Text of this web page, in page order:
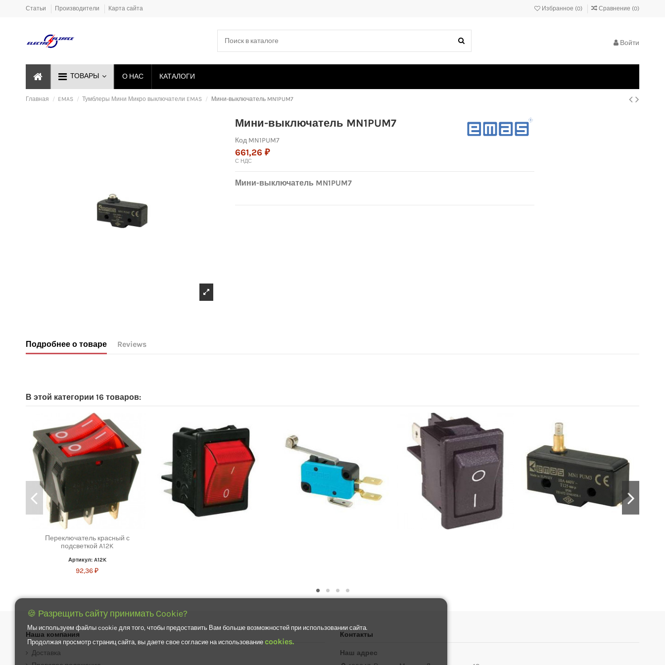
Статьи Производители Карта сайта Избранное (0) Сравнение (0)
Войти
ТОВАРЫ О НАС КАТАЛОГИ
Главная EMAS Тумблеры Мини Микро выключатели EMAS Мини-выключатель MN1PUM7
Мини-выключатель MN1PUM7
Код MN1PUM7
661,26 ₽
С НДС
Мини-выключатель MN1PUM7
Подробнее о товаре Reviews
В этой категории 16 товаров:
Переключатель красный с
подсветкой A12K
Артикул: A12K
92,36 ₽
Наша компания
Доставка
Контакты
Наш адрес
🍪 Разрещить сайту принимать Cookie?
Мы используем файлы cookie для того, чтобы предоставить Вам больше возможностей при использовании сайта.
Продолжая просмотр страниц сайта, вы даете свое согласие на использование cookies.